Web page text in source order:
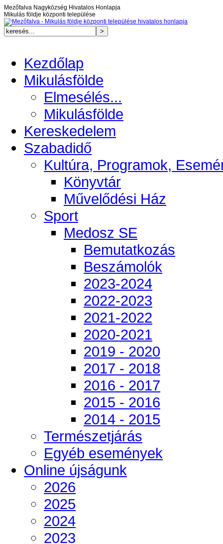
Mezőfalva Nagyközség Hivatalos Honlapja
Mikulás földje központi települése
Kezdőlap
Mikulásfölde
Elmesélés...
Mikulásfölde
Kereskedelem
Szabadidő
Kultúra, Programok,
Könyvtár
Művelődési Ház
Sport
Medosz SE
Bemutatkozás
Beszámolók
2023-2024
2022-2023
2021-2022
2020-2021
2019 - 2020
2017 - 2018
2016 - 2017
2015 - 2016
2014 - 2015
Természetjárás
Egyéb események
Online újságunk
2026
2025
2024
2023